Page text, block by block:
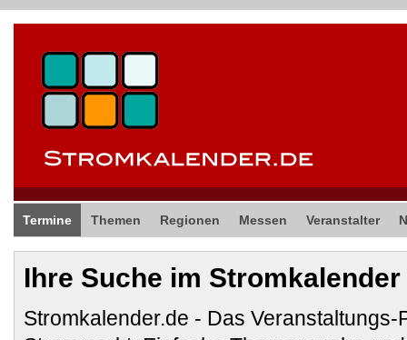
Termine Themen Regionen Messen Veranstalter
Ihre Suche im Stromkalender
Stromkalender.de - Das Veranstaltungs-